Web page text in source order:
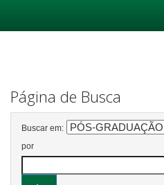
Página de Busca
Buscar em:
por